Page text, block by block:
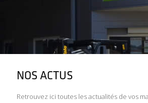
NOS ACTUS
Retrouvez ici toutes les actualités de vos